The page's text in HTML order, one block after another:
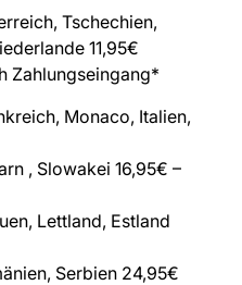
Tschechien,
11,95€
Zahlungseingang*
Monaco, Italien,
, Slowakei 16,95€ –
Lettland, Estland
Serbien 24,95€